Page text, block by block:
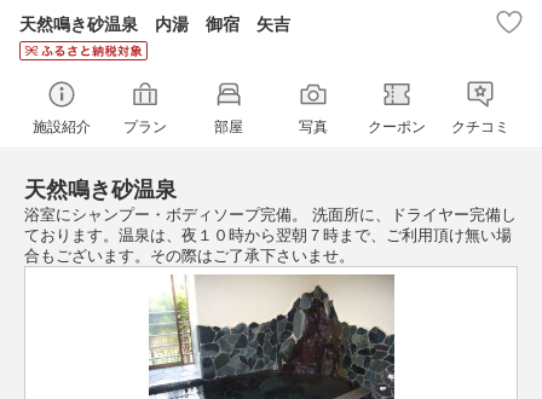
天然鳴き砂温泉 内湯 御宿 矢吉
施設紹介 プラン 部屋 写真 クーポン クチコミ
天然鳴き砂温泉
浴室にシャンプー・ボディソープ完備。 洗面所に、ドライヤー完備し
ております。温泉は、夜１０時から翌朝７時まで、ご利用頂け無い場
合もございます。その際はご了承下さいませ。